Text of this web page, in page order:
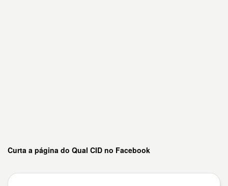
Curta a página do Qual CID no Facebook